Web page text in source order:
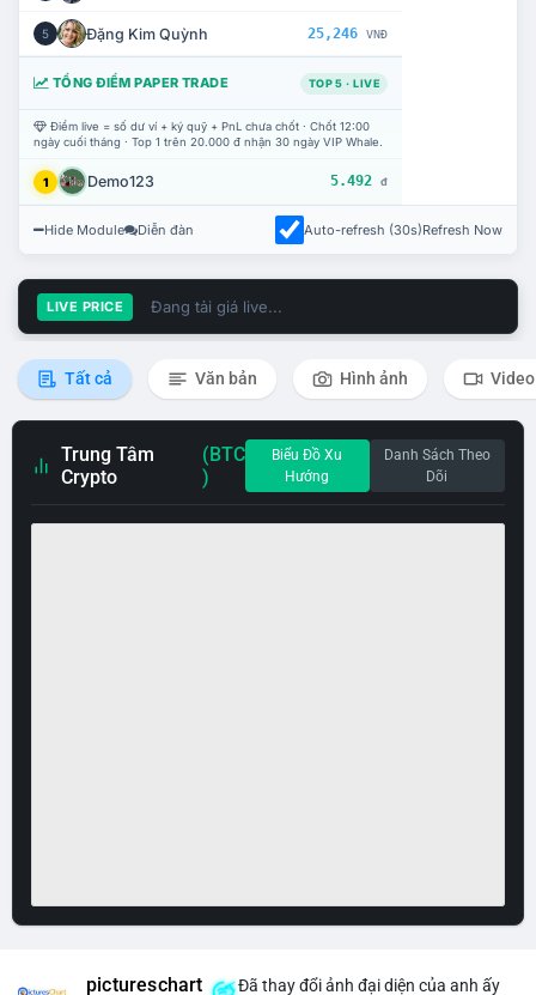
5 Đặng Kim Quỳnh 25,246 VNĐ
TỔNG ĐIỂM PAPER TRADE TOP 5 · LIVE
Điểm live = số dư ví + ký quỹ + PnL chưa chốt · Chốt 12:00
ngày cuối tháng · Top 1 trên 20.000 đ nhận 30 ngày VIP Whale.
1 Demo123 5.492 đ
Hide Module Diễn đàn Auto-refresh (30s)Refresh Now
LIVE PRICE Đang tải giá live...
Tất cả Văn bản Hình ảnh Video
Trung Tâm
Crypto
(BTC
)
Biểu Đồ Xu
Hướng
Danh Sách Theo
Dõi
pictureschart Đã thay đổi ảnh đại diện của anh ấy